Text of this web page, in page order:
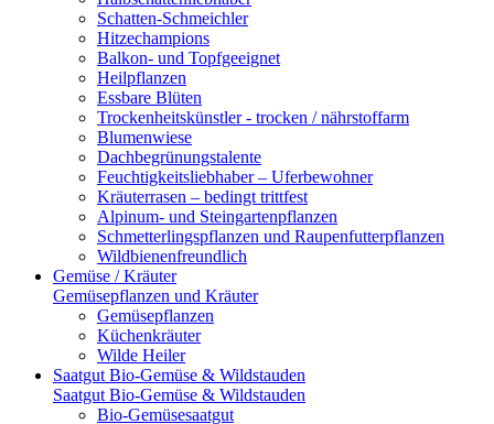
Schatten-Schmeichler
Hitzechampions
Balkon- und Topfgeeignet
Heilpflanzen
Essbare Blüten
Trockenheitskünstler - trocken / nährstoffarm
Blumenwiese
Dachbegrünungstalente
Feuchtigkeitsliebhaber – Uferbewohner
Kräuterrasen – bedingt trittfest
Alpinum- und Steingartenpflanzen
Schmetterlingspflanzen und Raupenfutterpflanzen
Wildbienenfreundlich
Gemüse / Kräuter
Gemüsepflanzen und Kräuter
Gemüsepflanzen
Küchenkräuter
Wilde Heiler
Saatgut Bio-Gemüse & Wildstauden
Saatgut Bio-Gemüse & Wildstauden
Bio-Gemüsesaatgut